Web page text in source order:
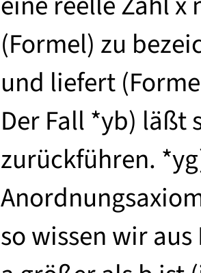
(Formel) zu
und liefert
Der Fall *yb) läßt
zurückführen.
so wissen wir